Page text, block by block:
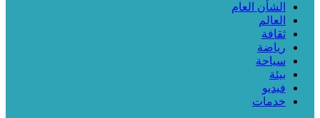
الشأن العام
العالم
ثقافة
رياضة
سياحة
بيئة
فيديو
خدمات